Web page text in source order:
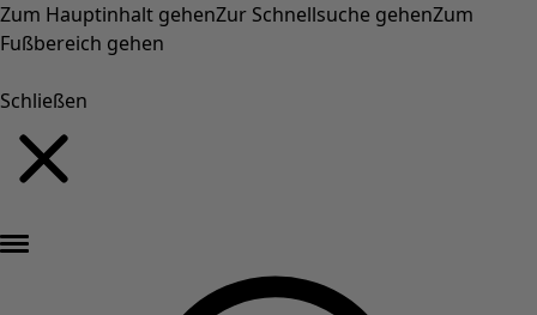
Zum Hauptinhalt gehenZur Schnellsuche gehenZum
Fußbereich gehen
Schließen